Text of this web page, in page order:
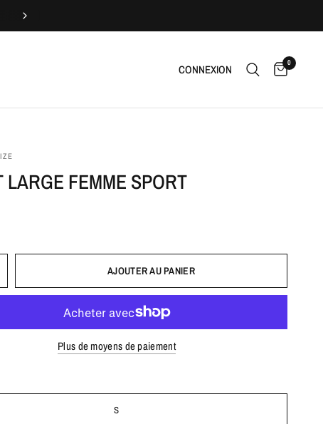
CONNEXION 0
LARGE FEMME SPORT
AJOUTER AU PANIER
Plus de moyens de paiement
S